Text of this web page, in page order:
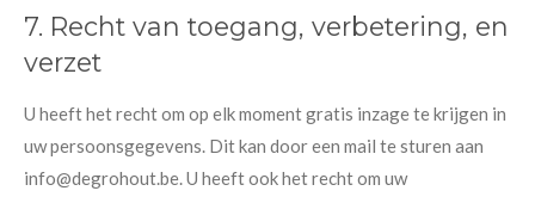
7. Recht van toegang, verbetering, en
verzet
U heeft het recht om op elk moment gratis inzage te krijgen in
uw persoonsgegevens. Dit kan door een mail te sturen aan
info@degrohout.be. U heeft ook het recht om uw